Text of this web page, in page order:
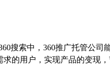
搜索中，360推广托管公司
的用户，实现产品的变现，